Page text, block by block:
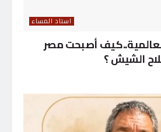
استاد المساء
أصبحت مصر
الشيش ؟